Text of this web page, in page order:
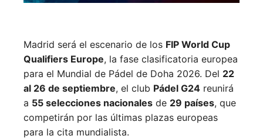
Madrid será el escenario de los FIP World Cup
Qualifiers Europe, la fase clasificatoria europea
para el Mundial de Pádel de Doha 2026. Del 22
al 26 de septiembre, el club Pádel G24 reunirá
a 55 selecciones nacionales de 29 países, que
competirán por las últimas plazas europeas
para la cita mundialista.